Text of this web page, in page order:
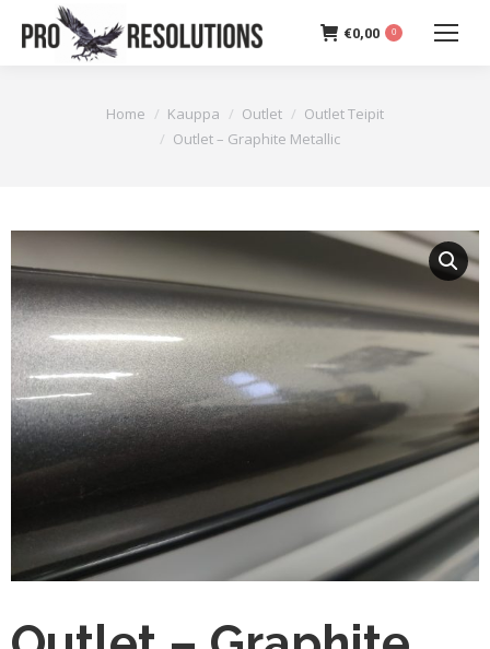
€0,00 0
You are here:Home Kauppa Outlet
Outlet Teipit
Outlet – Graphite Metallic